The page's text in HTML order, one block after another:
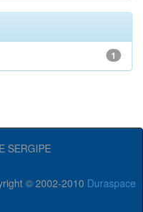
1
SERGIPE
© 2002-2010 Duraspace